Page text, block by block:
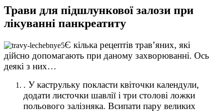
Трави для підшлункової залози при
лікуванні панкреатиту
Є кілька рецептів трав’яних, які
дійсно допомагають при даному захворюванні. Ось
деякі з них…
. У каструльку покласти квіточки календули,
додати листочки шавлії і три столові ложки
польового залізняка. Всипати пару великих